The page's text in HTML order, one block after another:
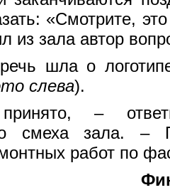
«Смотрите,
из зала автор
шла о
слева).
–
смеха зала. –
работ по